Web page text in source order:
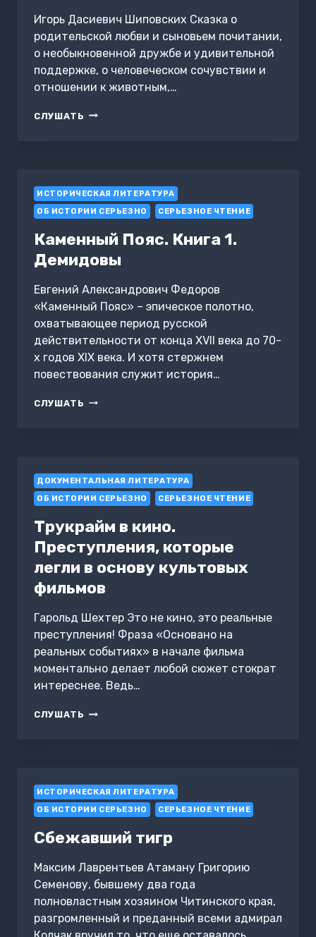
Игорь Дасиевич Шиповских Сказка о
родительской любви и сыновьем почитании,
о необыкновенной дружбе и удивительной
поддержке, о человеческом сочувствии и
отношении к животным,…
СЛУШАТЬ СКАЗКА
И
ЕГО
ДРУГЕ
МЕДВЕЖОНКЕ
МИШУТКЕ
ИСТОРИЧЕСКАЯ ЛИТЕРАТУРА
ОБ ИСТОРИИ СЕРЬЕЗНО
СЕРЬЕЗНОЕ ЧТЕНИЕ
Каменный Пояс. Книга 1.
Демидовы
Евгений Александрович Федоров
«Каменный Пояс» – эпическое полотно,
охватывающее период русской
действительности от конца XVII века до 70-
х годов XIX века. И хотя стержнем
повествования служит история…
СЛУШАТЬ КАМЕННЫЙ
ДОКУМЕНТАЛЬНАЯ ЛИТЕРАТУРА
ОБ ИСТОРИИ СЕРЬЕЗНО
СЕРЬЕЗНОЕ ЧТЕНИЕ
Трукрайм в кино.
Преступления, которые
легли в основу культовых
фильмов
Гарольд Шехтер Это не кино, это реальные
преступления! Фраза «Основано на
реальных событиях» в начале фильма
моментально делает любой сюжет стократ
интереснее. Ведь…
СЛУШАТЬ ТРУКРАЙМ
В
ОСНОВУ
КУЛЬТОВЫХ
ФИЛЬМОВ
ИСТОРИЧЕСКАЯ ЛИТЕРАТУРА
ОБ ИСТОРИИ СЕРЬЕЗНО
СЕРЬЕЗНОЕ ЧТЕНИЕ
Сбежавший тигр
Максим Лаврентьев Атаману Григорию
Семенову, бывшему два года
полновластным хозяином Читинского края,
разгромленный и преданный всеми адмирал